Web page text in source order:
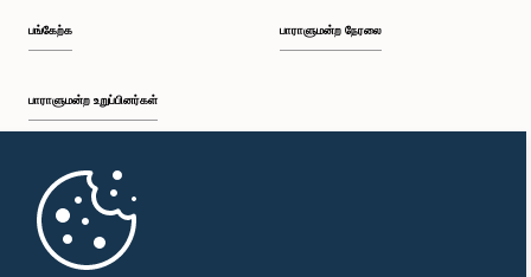
பங்கேற்க
பாராளுமன்ற உறுப்பினர்கள்
முதற்பக்கம்
பாராளுமன்ற நேரலை
பாராளுமன்ற கையடக்க செயலி